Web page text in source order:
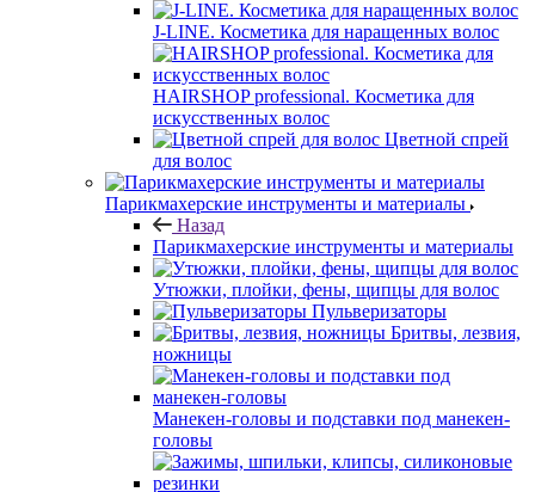
J-LINE. Косметика для наращенных волос
HAIRSHOP professional. Косметика для
искусственных волос
Цветной спрей
для волос
Парикмахерские инструменты и материалы
Назад
Парикмахерские инструменты и материалы
Утюжки, плойки, фены, щипцы для волос
Пульверизаторы
Бритвы, лезвия,
ножницы
Манекен-головы и подставки под манекен-
головы